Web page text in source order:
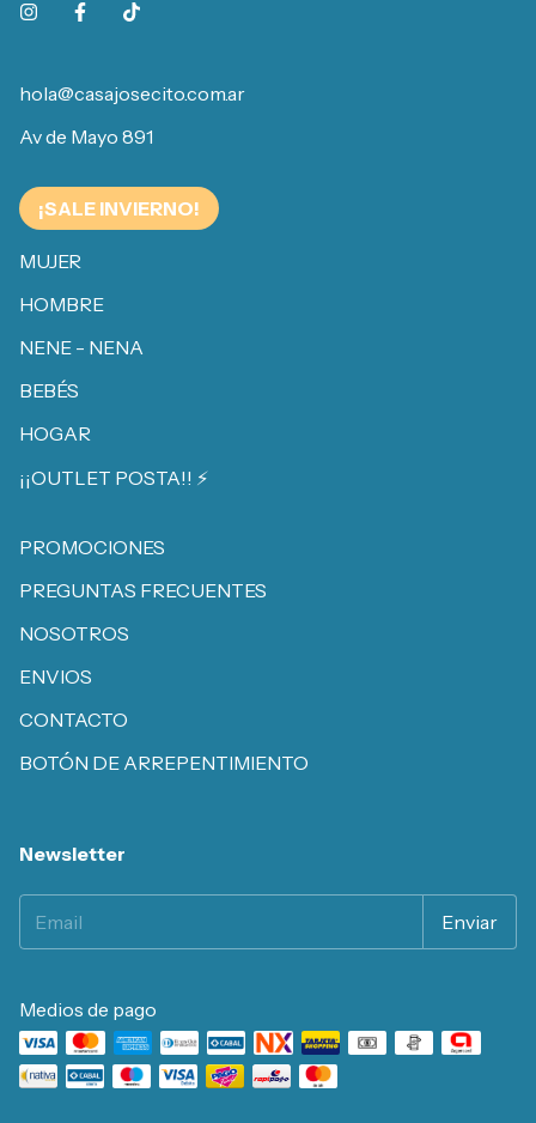
hola@casajosecito.com.ar
Av de Mayo 891
¡SALE INVIERNO!
MUJER
HOMBRE
NENE - NENA
BEBÉS
HOGAR
¡¡OUTLET POSTA!! ⚡️
PROMOCIONES
PREGUNTAS FRECUENTES
NOSOTROS
ENVIOS
CONTACTO
BOTÓN DE ARREPENTIMIENTO
Newsletter
Medios de pago